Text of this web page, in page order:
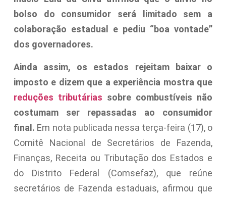
bolso do consumidor será limitado sem a
colaboração estadual e pediu “boa vontade”
dos governadores.
Ainda assim, os estados rejeitam baixar o
imposto e dizem que a experiência mostra que
reduções tributárias sobre combustíveis não
costumam ser repassadas ao consumidor
final. Em nota publicada nessa terça-feira (17), o
Comitê Nacional de Secretários de Fazenda,
Finanças, Receita ou Tributação dos Estados e
do Distrito Federal (Comsefaz), que reúne
secretários de Fazenda estaduais, afirmou que